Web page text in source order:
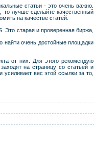
статьи - это очень важно.
лучше сделайте качественный
на качестве статей.
старая и проверенная биржа,
найти очень достойные площадки
от них. Для этого рекомендую
на страницу со статьей и
вес этой ссылки за то,